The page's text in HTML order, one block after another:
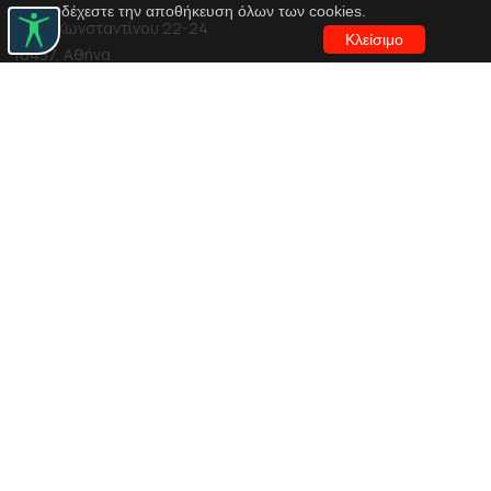
αποδέχεστε την αποθήκευση όλων των cookies.
Κλείσιμο
Αγίου Κωνσταντίνου 22-24
10437, Αθήνα